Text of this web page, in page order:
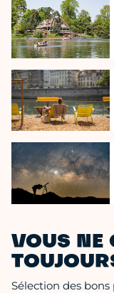
VOUS NE
Sélection des